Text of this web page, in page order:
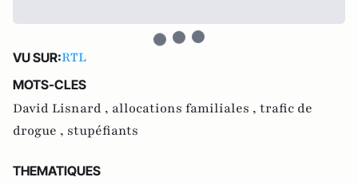
VU SUR:RTL
MOTS-CLES
David Lisnard , allocations familiales , trafic de
drogue , stupéfiants
THEMATIQUES